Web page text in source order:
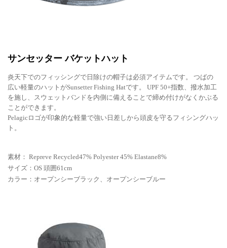
サンセッター バケットハット
炎天下でのフィッシングで日除けの帽子は必須アイテムです。 つばの
広い軽量のハットがSunsetter Fishing Hatです。 UPF 50+指数、撥水加工
を施し、スウェットバンドを内側に備えることで締め付けがなくかぶる
ことができます。
Pelagicロゴが印象的な軽量で強い日差しから頭皮を守るフィシングハッ
ト。
素材： Repreve Recycled47% Polyester 45% Elastane8%
サイズ：OS 頭囲61cm
カラー：オープンシーブラック、オープンシーブルー